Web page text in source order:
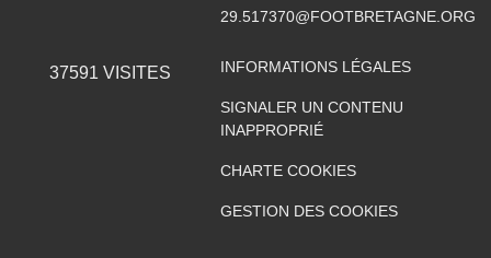
37591 VISITES
29.517370@FOOTBRETAGNE.ORG
INFORMATIONS LÉGALES
SIGNALER UN CONTENU
INAPPROPRIÉ
CHARTE COOKIES
GESTION DES COOKIES